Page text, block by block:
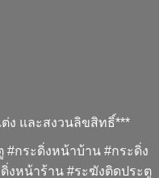
ง และสงวนลิขสิทธิ์***
#กระดิ่งหน้าบ้าน #กระดิ่ง
งหน้าร้าน #ระฆังติดประตู